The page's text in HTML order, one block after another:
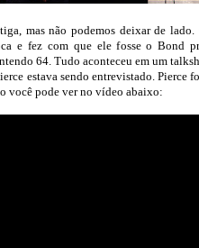
mas não podemos deixar de
e fez com que ele fosse o Bond
64. Tudo aconteceu em um
estava sendo entrevistado. Pierce
você pode ver no vídeo abaixo: